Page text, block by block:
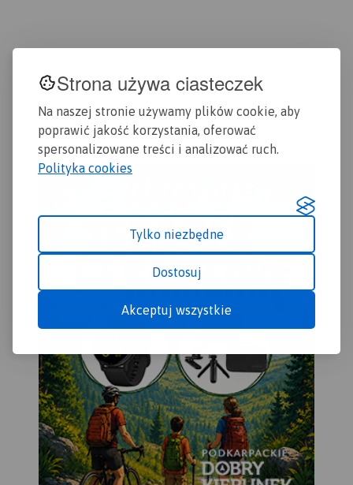
Strona używa ciasteczek
Na naszej stronie używamy plików cookie, aby
poprawić jakość korzystania, oferować
spersonalizowane treści i analizować ruch.
Polityka cookies
Tylko niezbędne
Dostosuj
Akceptuj wszystkie
szczególnie interesujące
aktywnych.